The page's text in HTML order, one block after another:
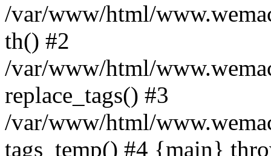
/var/www/html/
th() #2
/var/www/html/
replace_tags() #3
/var/www/html/
tags_temp() #4 {main}